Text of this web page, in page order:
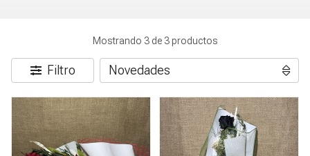
Mostrando 3 de 3 productos
Filtro